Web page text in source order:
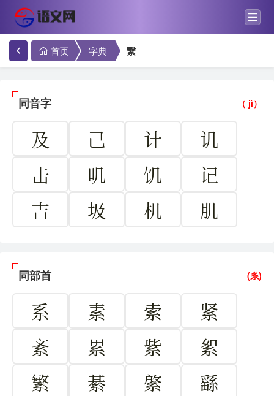
首页 字典 繋
同音字 （ jì）
及 己 计
讥
击
叽 饥
记
吉
圾 机 肌
同部首 (糸)
系 素 索
紧
紊
累 紫
絮
繁
綦 綮 繇